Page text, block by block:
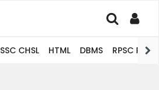
SSC CHSL HTML DBMS RPSC